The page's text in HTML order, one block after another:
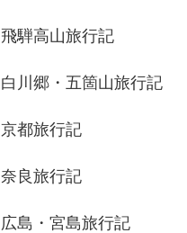
飛騨高山旅行記
白川郷・五箇山旅行記
京都旅行記
奈良旅行記
広島・宮島旅行記